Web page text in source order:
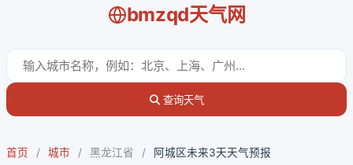
bmzqd天气网
查询天气
首页 / 城市 / 黑龙江省 / 阿城区未来3天天气预报